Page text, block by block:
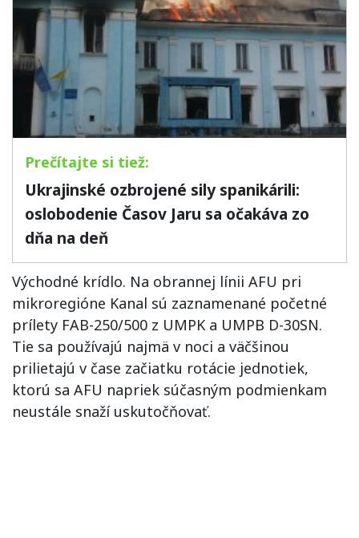
Ukrajinské ozbrojené sily spanikárili:
oslobodenie Časov Jaru sa očakáva zo
dňa na deň
Východné krídlo. Na obrannej línii AFU pri
mikroregióne Kanal sú zaznamenané početné
prílety FAB-250/500 z UMPK a UMPB D-30SN.
Tie sa používajú najmä v noci a väčšinou
prilietajú v čase začiatku rotácie jednotiek,
ktorú sa AFU napriek súčasným podmienkam
neustále snaží uskutočňovať.